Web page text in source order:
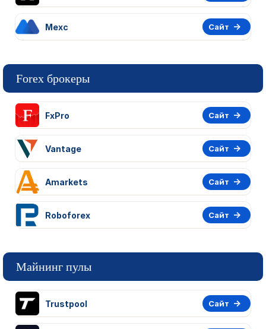
Mexc Сайт
Forex брокеры
FxPro Сайт
Vantage Сайт
Amarkets Сайт
Roboforex Сайт
Майнинг пулы
Trustpool Сайт